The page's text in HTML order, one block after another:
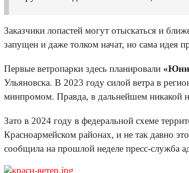
Заказчики лопастей могут отыскаться и
запущен и даже толком начат, но сама идея
Первые ветропарки здесь планировали
Ульяновска. В 2023 году силой ветра в
минпромом. Правда, в дальнейшем никакой
Зато в 2024 году в федеральной схеме
Красноармейском районах, и не так давно
сообщила на прошлой неделе пресс-служба